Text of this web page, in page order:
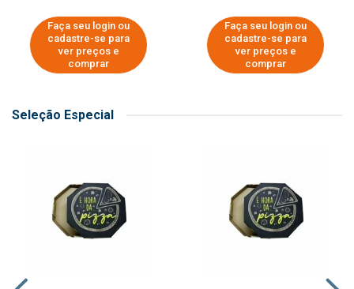
Faça seu login ou
cadastre-se para
ver preços e
comprar
Faça seu login ou
cadastre-se para
ver preços e
comprar
Seleção Especial